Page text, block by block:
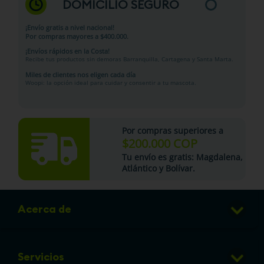
DOMICILIO SEGURO
¡Envío gratis a nivel nacional!
Por compras mayores a $400.000.
¡Envíos rápidos en la Costa!
Recibe tus productos sin demoras Barranquilla, Cartagena y Santa Marta.
Miles de clientes nos eligen cada día
Woopi: la opción ideal para cuidar y consentir a tu mascota.
Por compras superiores a
$200.000 COP
Tu envío es gratis: Magdalena,
Atlántico y Bolívar.
Acerca de
Club de Puntos
Servicios